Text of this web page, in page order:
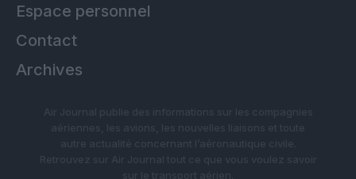
Espace personnel
Contact
Archives